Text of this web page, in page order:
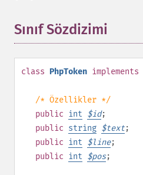
Sınıf Sözdizimi
class PhpToken implements
/* Özellikler */
public int $id;
public string $text;
public int $line;
public int $pos;